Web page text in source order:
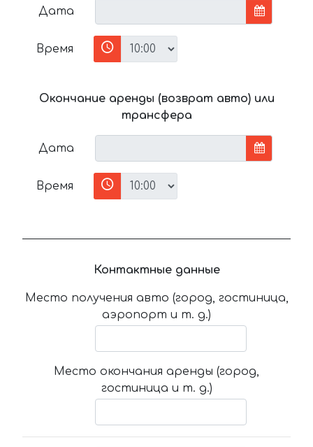
Дата
Время
Окончание аренды (возврат авто) или
трансфера
Дата
Время
Контактные данные
Место получения авто (город, гостиница,
аэропорт и т. д.)
Место окончания аренды (город,
гостиница и т. д.)